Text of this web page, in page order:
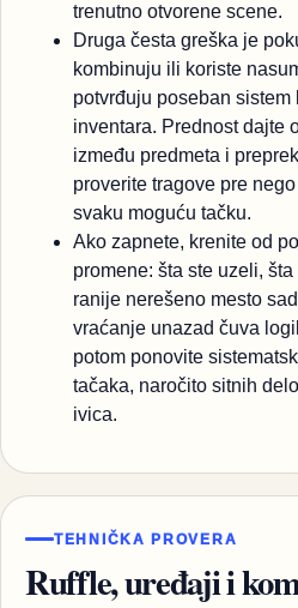
trenutno otvorene scene.
Druga česta greška je
kombinuju ili koriste
potvrđuju poseban sistem
inventara. Prednost dajte
između predmeta i
proverite tragove pre
svaku moguću tačku.
Ako zapnete, krenite od
promene: šta ste uzeli,
ranije nerešeno mesto
vraćanje unazad čuva
potom ponovite
tačaka, naročito sitnih
ivica.
TEHNIČKA PROVERA
Ruffle, uređaji i